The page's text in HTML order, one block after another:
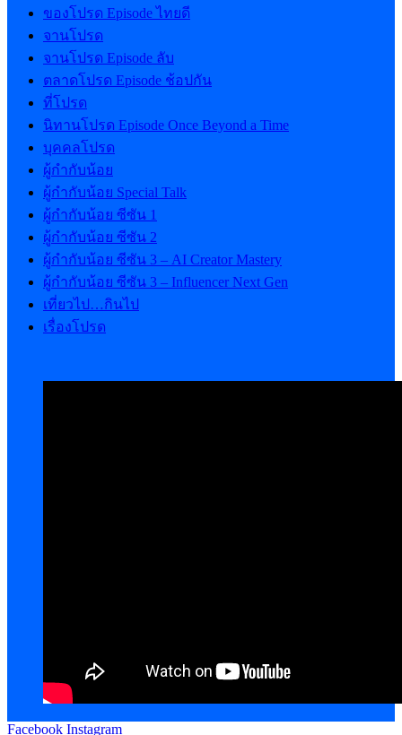
ของโปรด Episode ไทยดี
จานโปรด
จานโปรด Episode ลับ
ตลาดโปรด Episode ช้อปกัน
ที่โปรด
นิทานโปรด Episode Once Beyond a Time
บุคคลโปรด
ผู้กำกับน้อย
ผู้กำกับน้อย Special Talk
ผู้กำกับน้อย ซีซัน 1
ผู้กำกับน้อย ซีซัน 2
ผู้กำกับน้อย ซีซัน 3 – AI Creator Mastery
ผู้กำกับน้อย ซีซัน 3 – Influencer Next Gen
เที่ยวไป…กินไป
เรื่องโปรด
Facebook Instagram